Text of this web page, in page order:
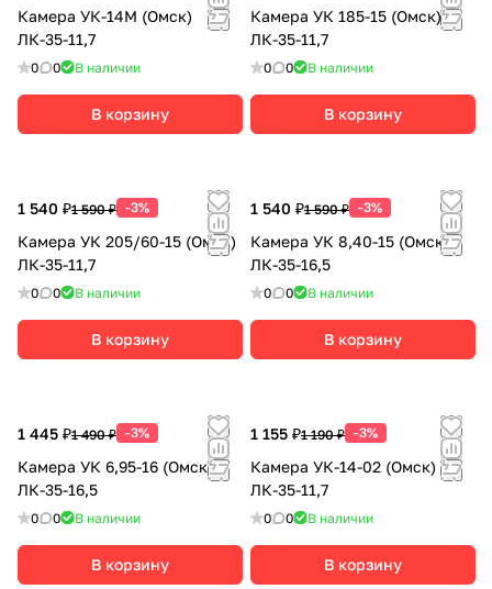
Камера УК-14М (Омск)
ЛК-35-11,7
0 0 В наличии
В корзину
Камера УК 185-15 (Омск)
ЛК-35-11,7
0 0 В наличии
В корзину
1 540 ₽1 590 ₽ -3%
Камера УК 205/60-15 (Омск)
ЛК-35-11,7
0 0 В наличии
В корзину
1 540 ₽1 590 ₽ -3%
Камера УК 8,40-15 (Омск)
ЛК-35-16,5
0 0 В наличии
В корзину
1 445 ₽1 490 ₽ -3%
Камера УК 6,95-16 (Омск)
ЛК-35-16,5
0 0 В наличии
В корзину
1 155 ₽1 190 ₽ -3%
Камера УК-14-02 (Омск)
ЛК-35-11,7
0 0 В наличии
В корзину